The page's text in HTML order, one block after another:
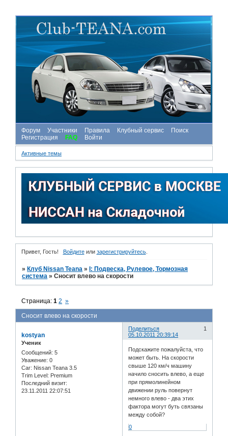
Форум Участники Правила Клубный сервис
Поиск
Регистрация
FAQ Войти
Активные темы
Привет, Гость! Войдитеили зарегистрируйтесь.
» Клуб Nissan Teana » I: Подвеска, Рулевое, Тормозная
система »Сносит влево на скорости
Сносит влево на скорости
Страница:1 2 »
Поделиться
1
05.10.2011 20:39:14
kostyan
Ученик
Сообщений: 5
Уважение: 0
Car: Nissan Teana 3.5
Trim Level: Premium
Последний визит:
23.11.2011 22:07:51
Подскажите пожалуйста, что
может быть. На скорости
свыше 120 км/ч машину
начило сносить влево, а еще
при прямолинейном
движении руль повернут
немного влево - два этих
фактора могут буть связаны
между собой?
0